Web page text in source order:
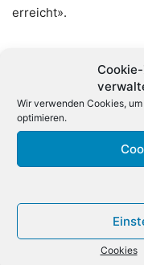
Wir verwenden Cookies,
optimieren.
Cookies
erreicht».
Unternehmen aus
Die Besucher
selber ausprobieren.
von Kult-Spielen
Reality und E-Sports-